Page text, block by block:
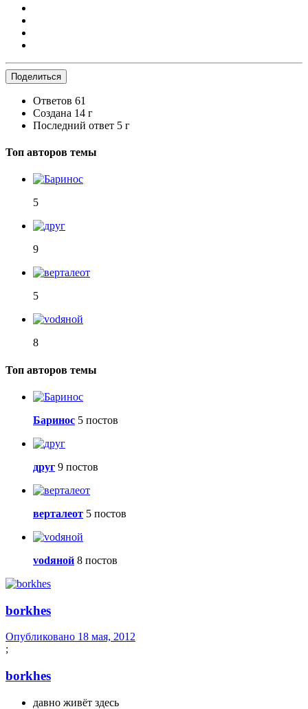
Поделиться
Ответов 61
Создана 14 г
Последний ответ 5 г
Топ авторов темы
5
9
5
8
Топ авторов темы
Баринос 5 постов
друг 9 постов
верталеот 5 постов
vоdяной 8 постов
borkhes
Опубликовано 18 мая, 2012
;
borkhes
давно живёт здесь